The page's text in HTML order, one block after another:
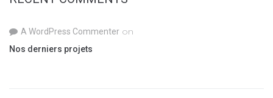
A WordPress Commenter on
Nos derniers projets